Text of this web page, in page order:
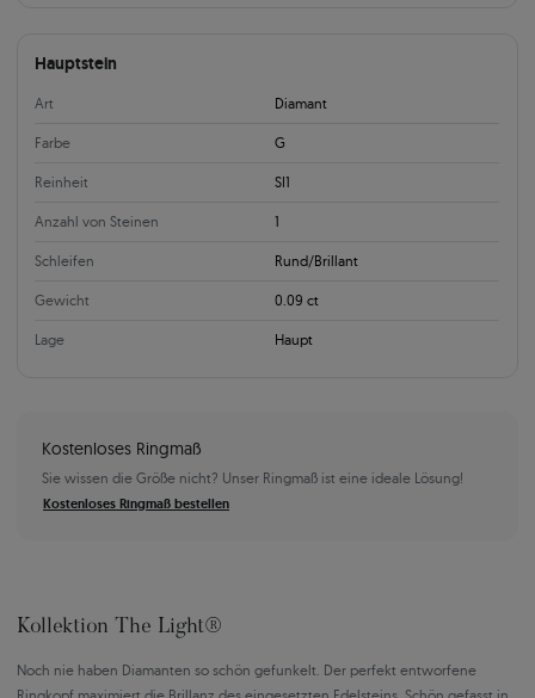
Hauptstein
Art Diamant
Farbe G
Reinheit SI1
Anzahl von Steinen 1
Schleifen Rund/Brillant
Gewicht 0.09 ct
Lage Haupt
Kostenloses Ringmaß
Sie wissen die Größe nicht? Unser Ringmaß ist eine ideale Lösung!
Kostenloses Ringmaß bestellen
Kollektion The Light®
Noch nie haben Diamanten so schön gefunkelt. Der perfekt entworfene